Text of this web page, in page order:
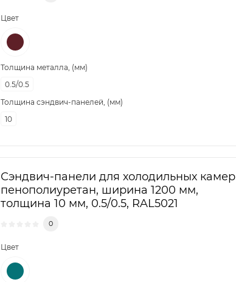
Цвет
Толщина металла, (мм)
0.5/0.5
Толщина сэндвич-панелей, (мм)
10
Сэндвич-панели для холодильных камер
пенополиуретан, ширина 1200 мм,
толщина 10 мм, 0.5/0.5, RAL5021
Цвет
0